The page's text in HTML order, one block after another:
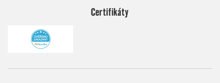
Certifikáty